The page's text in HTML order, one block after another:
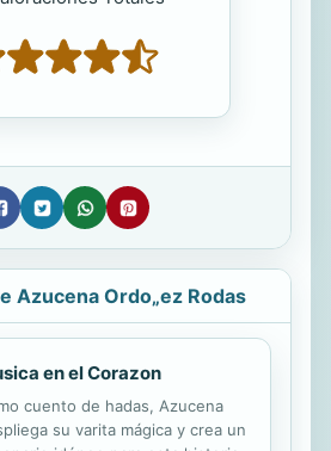
Azucena Ordo„ez Rodas
en el Corazon
cuento de hadas, Azucena
su varita mágica y crea un